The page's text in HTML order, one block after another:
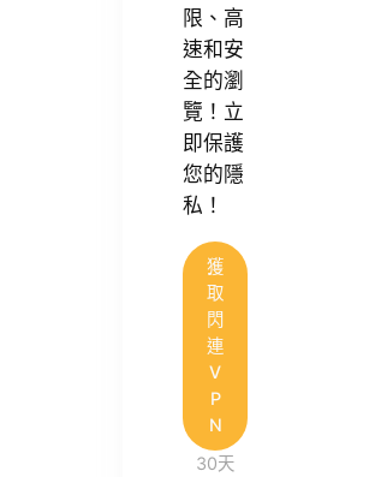
限、高
速和安
全的瀏
覽！立
即保護
您的隱
私！
獲
取
閃
連
V
P
N
30天